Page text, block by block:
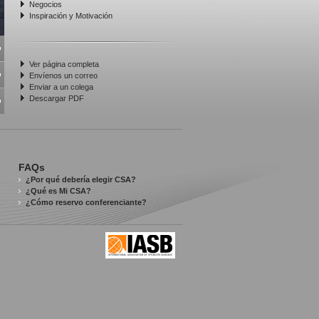
Negocios
Inspiración y Motivación
Ver página completa
Envíenos un correo
Enviar a un colega
Descargar PDF
FAQs
¿Por qué debería elegir CSA?
¿Qué es Mi CSA?
¿Cómo reservo conferenciante?